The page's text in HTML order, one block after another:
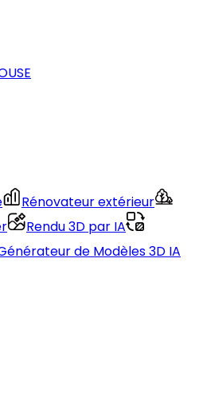
Rénovateur extérieur
Rendu 3D par IA
de Modèles 3D IA